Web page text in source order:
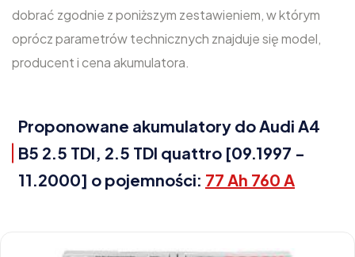
dobrać zgodnie z poniższym zestawieniem, w którym
oprócz parametrów technicznych znajduje się model,
producent i cena akumulatora.
Proponowane akumulatory do Audi A4
B5 2.5 TDI, 2.5 TDI quattro [09.1997 -
11.2000] o pojemności: 77 Ah 760 A